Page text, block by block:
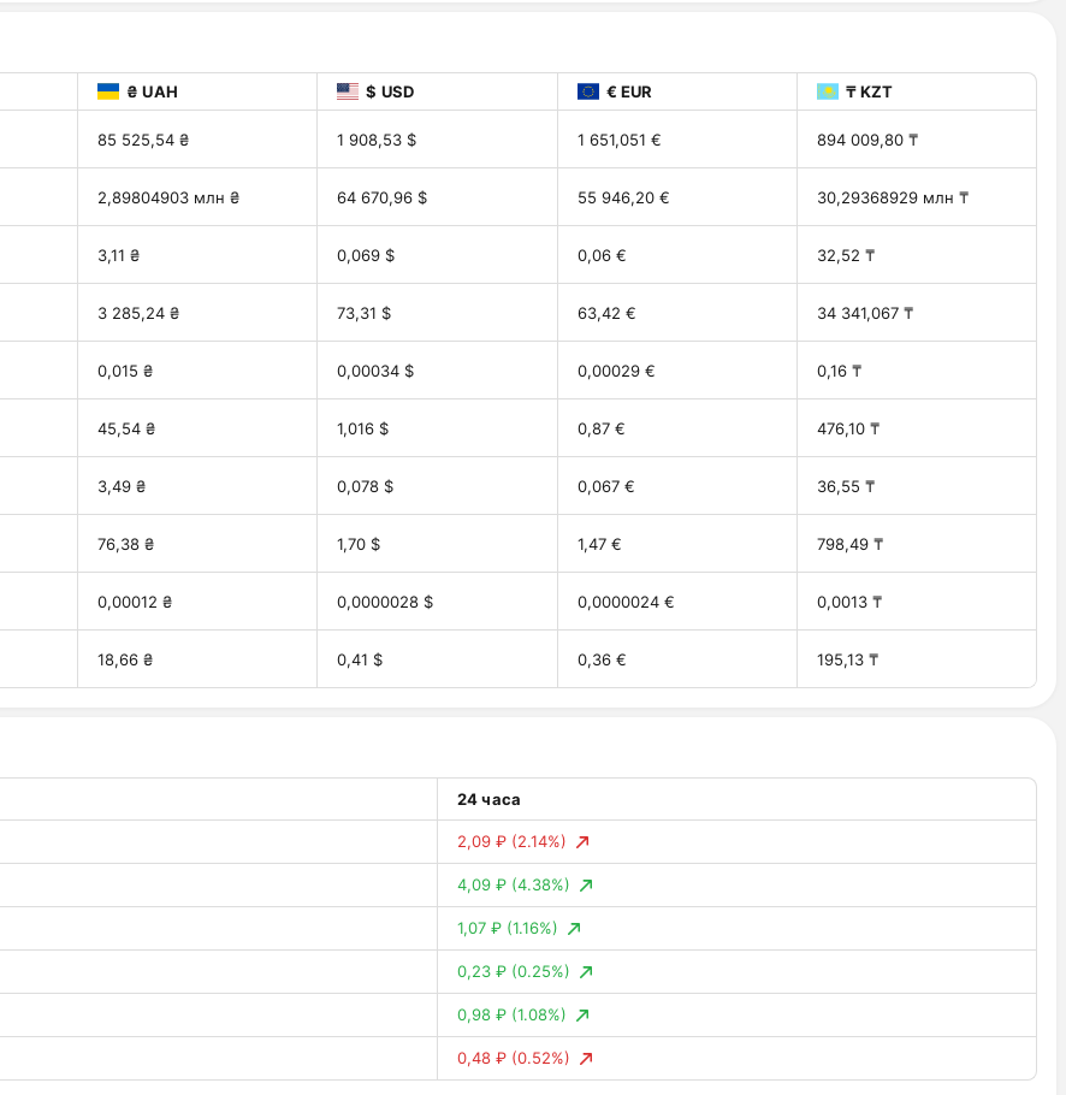
₴ UAH $ USD € EUR ₸ KZT
85 525,54 ₴ 1 908,53 $ 1 651,051 € 894 009,80 ₸
2,89804903 млн ₴ 64 670,96 $ 55 946,20 € 30,29368929 млн ₸
3,11 ₴ 0,069 $ 0,06 € 32,52 ₸
3 285,24 ₴ 73,31 $ 63,42 € 34 341,067 ₸
0,015 ₴ 0,00034 $ 0,00029 € 0,16 ₸
45,54 ₴ 1,016 $ 0,87 € 476,10 ₸
3,49 ₴ 0,078 $ 0,067 € 36,55 ₸
76,38 ₴ 1,70 $ 1,47 € 798,49 ₸
0,00012 ₴ 0,0000028 $ 0,0000024 € 0,0013 ₸
18,66 ₴ 0,41 $ 0,36 € 195,13 ₸
24 часа
2,09 ₽ (2.14%)
4,09 ₽ (4.38%)
1,07 ₽ (1.16%)
0,23 ₽ (0.25%)
0,98 ₽ (1.08%)
0,48 ₽ (0.52%)